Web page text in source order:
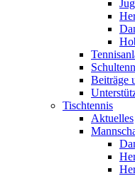
Beiträge
Tischtennis
Aktuelles